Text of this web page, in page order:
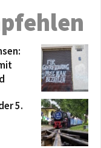
5.